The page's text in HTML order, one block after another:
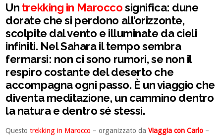
Un trekking in Maroccosignifica: dune
dorate che si perdono all’orizzonte,
scolpite dal vento e illuminate da cieli
infiniti. Nel Sahara il tempo sembra
fermarsi: non ci sono rumori, se non il
respiro costante del deserto che
accompagna ogni passo. È un viaggio che
diventa meditazione, un cammino dentro
la natura e dentro sé stessi.
Questo trekking in Marocco – organizzato daViaggia con Carlo –